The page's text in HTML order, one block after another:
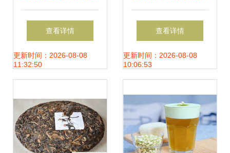
的艺术，一缕“青
香”的魅力
查看详情
更新时间：2026-08-08
11:32:50
献给爱喝茶、爱健
康的你
查看详情
更新时间：2026-08-08
10:06:53